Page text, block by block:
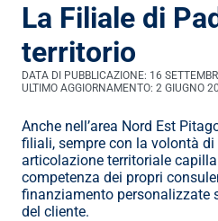
La Filiale di
territorio
DATA DI PUBBLICAZIONE: 16
ULTIMO AGGIORNAMENTO: 2 GIUGNO
Anche nell’area Nord Est
filiali, sempre con la volontà di
articolazione territoriale
competenza dei propri
finanziamento personalizzate
del cliente.